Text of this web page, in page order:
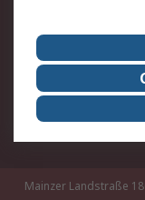
Karriere bei RS
Qualität/
Event-Center
Mainzer Landstraße